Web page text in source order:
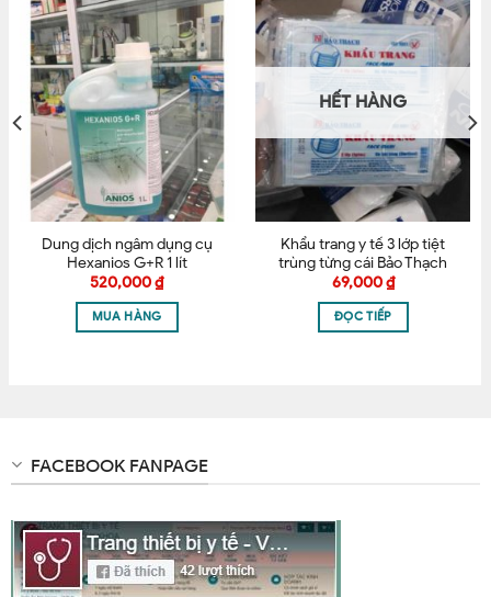
trên là băng thun.
CAM KẾT BÁN HÀNG CHÍNH HÀNG
Tên*
Email*
Lưu tên của tôi, email, và trang web trong trình
duyệt này cho lần bình luận kế tiếp của tôi.
Dung dịch ngâm dụng cụ
Hexanios G+R 1 lít
520,000₫
MUA HÀNG
HẾT HÀNG
Khẩu trang y tế 3 lớp tiệt
trùng từng cái Bảo Thạch
69,000₫
ĐỌC TIẾP
FACEBOOK FANPAGE